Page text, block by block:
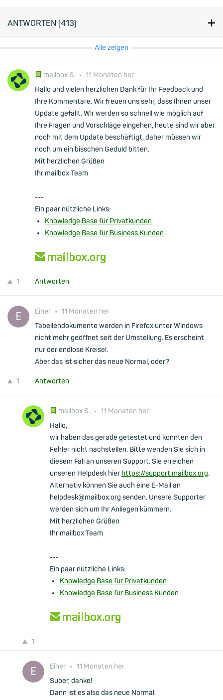
ANTWORTEN (413)
Alle zeigen
mailbox S. • 11 Monaten her
Hallo und vielen herzlichen Dank für Ihr Feedback und
Ihre Kommentare. Wir freuen uns sehr, dass Ihnen unser
Update gefällt. Wir werden so schnell wie möglich auf
Ihre Fragen und Vorschläge eingehen, heute sind wir aber
noch mit dem Update beschäftigt, daher müssen wir
noch um ein bisschen Geduld bitten.
Mit herzlichen Grüßen
Ihr mailbox Team
---
Ein paar nützliche Links:
Knowledge Base für Privatkunden
Knowledge Base für Business Kunden
1 Antworten
Einer • 11 Monaten her
Tabellendokumente werden in Firefox unter Windows
nicht mehr geöffnet seit der Umstellung. Es erscheint
nur der endlose Kreisel.
Aber das ist sicher das neue Normal, oder?
1 Antworten
mailbox S. • 11 Monaten her
Hallo,
wir haben das gerade getestet und konnten den
Fehler nicht nachstellen. Bitte wenden Sie sich in
diesem Fall an unseren Support. Sie erreichen
unseren Helpdesk hier https://support.mailbox.org.
Alternativ können Sie auch eine E-Mail an
helpdesk@mailbox.org senden. Unsere Supporter
werden sich um Ihr Anliegen kümmern.
Mit herzlichen Grüßen
Ihr mailbox Team
---
Ein paar nützliche Links:
Knowledge Base für Privatkunden
Knowledge Base für Business Kunden
1
Einer • 11 Monaten her
Super, danke!
Dann ist es also das neue Normal.